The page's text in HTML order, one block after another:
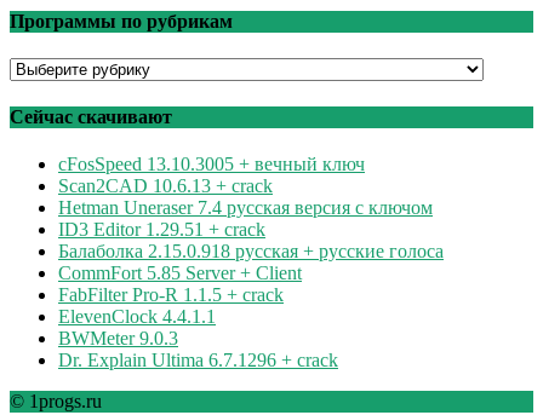
Программы по рубрикам
Программы
рубрикам
Сейчас скачивают
cFosSpeed 13.10.3005 + вечный ключ
Scan2CAD 10.6.13 + crack
Hetman Uneraser 7.4 русская версия с ключом
ID3 Editor 1.29.51 + crack
Балаболка 2.15.0.918 русская + русские голоса
CommFort 5.85 Server + Client
FabFilter Pro-R 1.1.5 + crack
ElevenClock 4.4.1.1
BWMeter 9.0.3
Dr. Explain Ultima 6.7.1296 + crack
© 1progs.ru